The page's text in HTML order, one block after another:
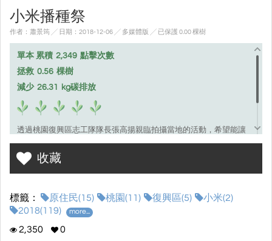
小米播種祭
作者：蕭景筠 ╱ 日期：2018-12-06 ╱ 多媒體版 ╱ 已保護 0.00 棵樹
單本 累積 2,349 點擊次數
拯救 0.56 棵樹
減少 26.31 kg碳排放
透過桃園復興區志工隊隊長張高揚親臨拍攝當地的活動，希望能讓
更多人認識原住民的傳統祭典與文化，此電子書主要是針對小米播
種祭做簡單的介紹。
收藏
標籤： 原住民(15) 桃園(11) 復興區(5)
小米(2)
2018(119)
more...
2,350 0